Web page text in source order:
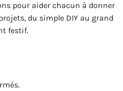
pour aider chacun à donner
du simple DIY au grand
festif.